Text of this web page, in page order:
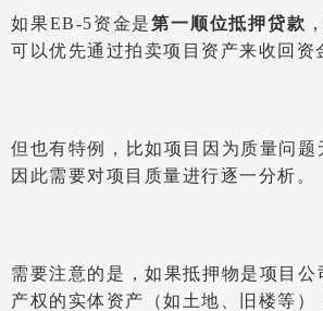
如果EB-5资金是第一顺位抵押贷款
可以优先通过拍卖项目资产来收回资
但也有特例，比如项目因为质量问
因此需要对项目质量进行逐一分析。
需要注意的是，如果抵押物是项目
产权的实体资产（如土地、旧楼等